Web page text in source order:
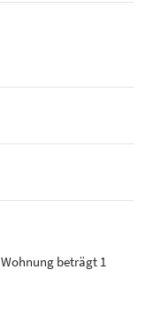
beträgt 1